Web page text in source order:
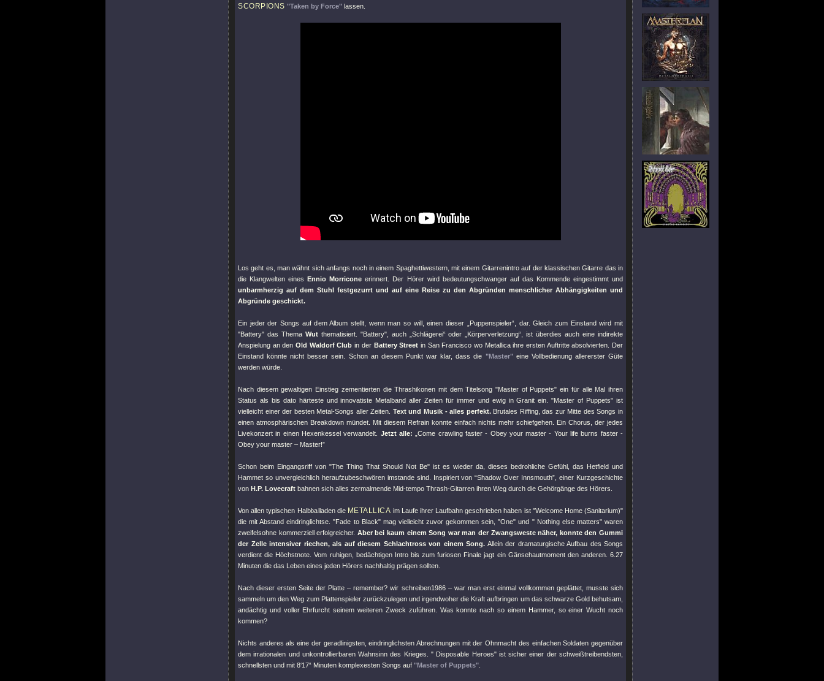
SCORPIONS "Taken by Force"lassen.
Los geht es, man wähnt sich anfangs noch in einem Spaghettiwestern, mit einem Gitarrenintro auf der klassischen Gitarre das in
die Klangwelten einesEnnio Morricone erinnert. Der Hörer wird bedeutungschwanger auf das Kommende eingestimmt und
unbarmherzig auf dem Stuhl festgezurrt und auf eine Reise zu den Abgründen menschlicher Abhängigkeiten und
Abgründe geschickt.
Ein jeder der Songs auf dem Album stellt, wenn man so will, einen dieser „Puppenspieler“, dar. Gleich zum Einstand wird mit
"Battery" das Thema Wutthematisiert. "Battery", auch „Schlägerei“ oder „Körperverletzung“, ist überdies auch eine indirekte
Anspielung an denOld Waldorf Club in der Battery Street in San Francisco wo Metallica ihre ersten Auftritte absolvierten. Der
Einstand könnte nicht besser sein. Schon an diesem Punkt war klar, dass die "Master"eine Vollbedienung allererster Güte
werden würde.
Nach diesem gewaltigen Einstieg zementierten die Thrashikonen mit dem Titelsong"Master of Puppets" ein für alle Mal ihren
Status als bis dato härteste und innovatiste Metalband aller Zeiten für immer und ewig in Granit ein."Master of Puppets" ist
vielleicht einer der besten Metal-Songs aller Zeiten. Text und Musik - alles perfekt.Brutales Riffing, das zur Mitte des Songs in
einen atmosphärischen Breakdown mündet. Mit diesem Refrain konnte einfach nichts mehr schiefgehen. Ein Chorus, der jedes
Livekonzert in einen Hexenkessel verwandelt. Jetzt alle: „Come crawling faster - Obey your master - Your life burns faster -
Obey your master – Master!”
Schon beim Eingangsriff von "The Thing That Should Not Be" ist es wieder da, dieses bedrohliche Gefühl, das Hetfield und
Hammet so unvergleichlich heraufzubeschwören imstande sind. Inspiriert von “Shadow Over Innsmouth”, einer Kurzgeschichte
von H.P. Lovecraft bahnen sich alles zermalmende Mid-tempo Thrash-Gitarren ihren Weg durch die Gehörgänge des Hörers.
Von allen typischen Halbballaden die METALLICA im Laufe ihrer Laufbahn geschrieben haben ist "Welcome Home (Sanitarium)"
die mit Abstand eindringlichtse."Fade to Black"mag vielleicht zuvor gekommen sein,"One" und " Nothing else matters"waren
zweifelsohne kommerziell erfolgreicher. Aber bei kaum einem Song war man der Zwangsweste näher, konnte den Gummi
der Zelle intensiver riechen, als auf diesem Schlachtross von einem Song. Allein der dramaturgische Aufbau des Songs
verdient die Höchstnote. Vom ruhigen, bedächtigen Intro bis zum furiosen Finale jagt ein Gänsehautmoment den anderen. 6.27
Minuten die das Leben eines jeden Hörers nachhaltig prägen sollten.
Nach dieser ersten Seite der Platte – remember? wir schreiben1986 – war man erst einmal vollkommen geplättet, musste sich
sammeln um den Weg zum Plattenspieler zurückzulegen und irgendwoher die Kraft aufbringen um das schwarze Gold behutsam,
andächtig und voller Ehrfurcht seinem weiteren Zweck zuführen. Was konnte nach so einem Hammer, so einer Wucht noch
kommen?
Nichts anderes als eine der geradlinigsten, eindringlichsten Abrechnungen mit der Ohnmacht des einfachen Soldaten gegenüber
dem irrationalen und unkontrollierbaren Wahnsinn des Krieges. " Disposable Heroes"ist sicher einer der schweißtreibendsten,
schnellsten und mit 8‘17“ Minuten komplexesten Songs auf "Master of Puppets"